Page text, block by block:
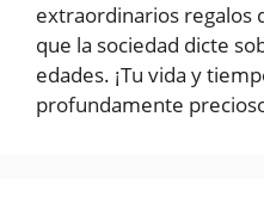
extraordinarios regalos
que la sociedad dicte
edades. ¡Tu vida y
profundamente